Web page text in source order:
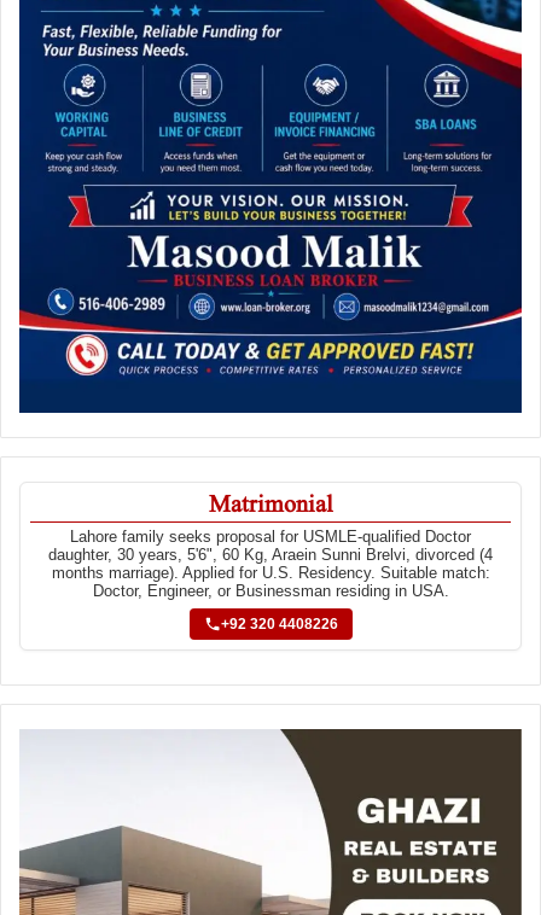
Matrimonial
Lahore family seeks proposal for USMLE-qualified Doctor
daughter, 30 years, 5'6", 60 Kg, Araein Sunni Brelvi, divorced (4
months marriage). Applied for U.S. Residency. Suitable match:
Doctor, Engineer, or Businessman residing in USA.
+92 320 4408226